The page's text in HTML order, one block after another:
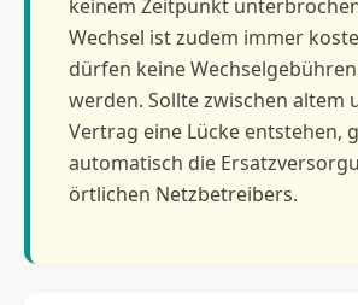
keinem Zeitpunkt
Wechsel ist zudem immer
dürfen keine
werden. Sollte zwischen altem
Vertrag eine Lücke entstehen,
automatisch die
örtlichen Netzbetreibers.